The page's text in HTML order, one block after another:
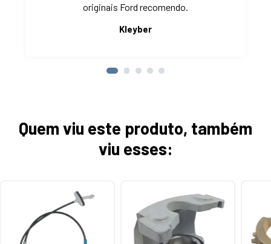
originais Ford recomendo.
Kleyber
Quem viu este produto, também
viu esses: